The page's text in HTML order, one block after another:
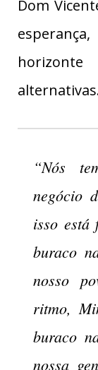
Dom
“Nós
negócio
isso está
buraco
nosso
ritmo,
buraco
nossa